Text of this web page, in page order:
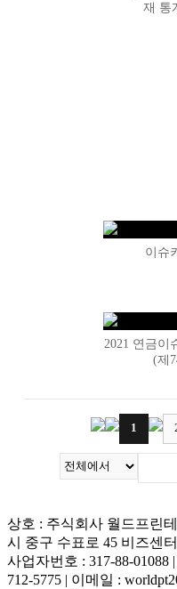
재 통
이슈
2021 연금이
(제
1
상호 : 주식회사 월드프린
시 중구 수표로 45 비즈센
사업자번호 : 317-88-01088
712-5775 | 이메일 :